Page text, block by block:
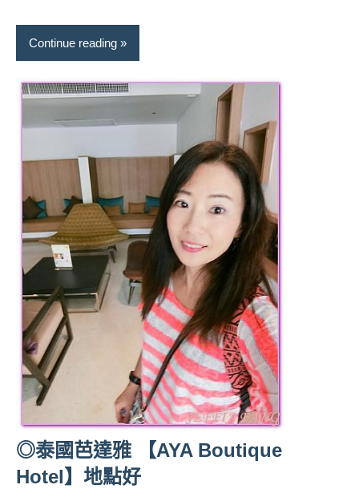
旅
雜
誌
專
光
合
作
達
對
象。
Continue reading
◎泰國芭達雅 【AYA Boutique
Hotel】地點好